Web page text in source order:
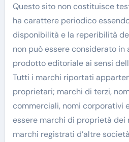
Questo sito non costituisce
ha carattere periodico
disponibilità e la reperibilità
non può essere considerato in
prodotto editoriale ai sensi
Tutti i marchi riportati
proprietari; marchi di terzi,
commerciali, nomi corporativi
essere marchi di proprietà
marchi registrati d’altre